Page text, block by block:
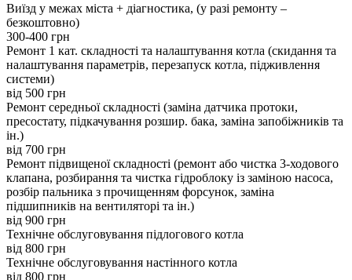
Виїзд у межах міста + діагностика, (у разі ремонту –
безкоштовно)
300-400 грн
Ремонт 1 кат. складності та налаштування котла (скидання та
налаштування параметрів, перезапуск котла, підживлення
системи)
вiд 500 грн
Ремонт середньої складності (заміна датчика протоки,
пресостату, підкачування розшир. бака, заміна запобіжників та
ін.)
вiд 700 грн
Ремонт підвищеної складності (ремонт або чистка 3-ходового
клапана, розбирання та чистка гідроблоку із заміною насоса,
розбір пальника з прочищенням форсунок, заміна
підшипників на вентиляторі та ін.)
вiд 900 грн
Технічне обслуговування підлогового котла
вiд 800 грн
Технічне обслуговування настінного котла
вiд 800 грн